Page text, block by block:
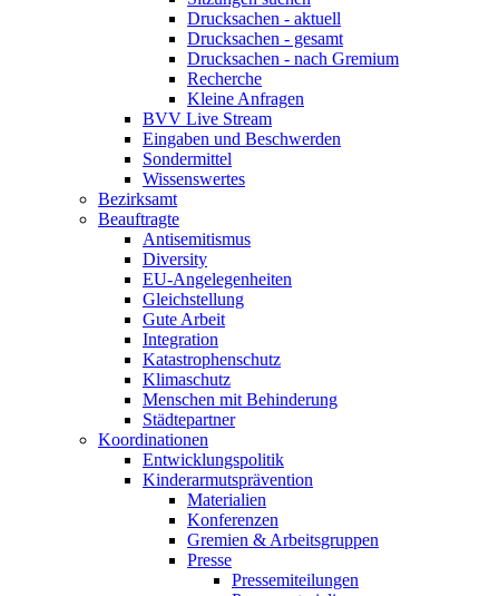
Drucksachen - aktuell
Drucksachen - gesamt
Drucksachen - nach Gremium
Recherche
Kleine Anfragen
BVV Live Stream
Eingaben und Beschwerden
Sondermittel
Wissenswertes
Bezirksamt
Beauftragte
Antisemitismus
Diversity
EU-Angelegenheiten
Gleichstellung
Gute Arbeit
Integration
Katastrophen­schutz
Klimaschutz
Menschen mit Behinderung
Städtepartner
Koordina­tionen
Entwicklungs­politik
Kinderarmuts­prävention
Materialien
Konferenzen
Gremien & Arbeitsgruppen
Presse
Presse­miteilungen